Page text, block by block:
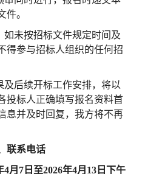
件。
如未按招标文件规定时间及
得参与招标人组织的任何招
及后续开标工作安排，将以
投标人正确填写报名资料首
息并及时回复，我方将不再
联系电话
4月7日至2026年4月13日下午